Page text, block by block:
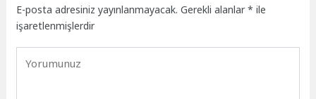
E-posta adresiniz yayınlanmayacak. Gerekli alanlar* ile
işaretlenmişlerdir